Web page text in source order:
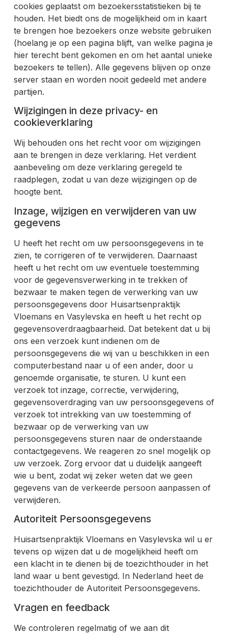
cookies geplaatst om bezoekersstatistieken bij te
houden. Het biedt ons de mogelijkheid om in kaart
te brengen hoe bezoekers onze website gebruiken
(hoelang je op een pagina blijft, van welke pagina je
hier terecht bent gekomen en om het aantal unieke
bezoekers te tellen). Alle gegevens blijven op onze
server staan en worden nooit gedeeld met andere
partijen.
Wijzigingen in deze privacy- en
cookieverklaring
Wij behouden ons het recht voor om wijzigingen
aan te brengen in deze verklaring. Het verdient
aanbeveling om deze verklaring geregeld te
raadplegen, zodat u van deze wijzigingen op de
hoogte bent.
Inzage, wijzigen en verwijderen van uw
gegevens
U heeft het recht om uw persoonsgegevens in te
zien, te corrigeren of te verwijderen. Daarnaast
heeft u het recht om uw eventuele toestemming
voor de gegevensverwerking in te trekken of
bezwaar te maken tegen de verwerking van uw
persoonsgegevens door Huisartsenpraktijk
Vloemans en Vasylevska en heeft u het recht op
gegevensoverdraagbaarheid. Dat betekent dat u bij
ons een verzoek kunt indienen om de
persoonsgegevens die wij van u beschikken in een
computerbestand naar u of een ander, door u
genoemde organisatie, te sturen. U kunt een
verzoek tot inzage, correctie, verwijdering,
gegevensoverdraging van uw persoonsgegevens of
verzoek tot intrekking van uw toestemming of
bezwaar op de verwerking van uw
persoonsgegevens sturen naar de onderstaande
contactgegevens. We reageren zo snel mogelijk op
uw verzoek. Zorg ervoor dat u duidelijk aangeeft
wie u bent, zodat wij zeker weten dat we geen
gegevens van de verkeerde persoon aanpassen of
verwijderen.
Autoriteit Persoonsgegevens
Huisartsenpraktijk Vloemans en Vasylevska wil u er
tevens op wijzen dat u de mogelijkheid heeft om
een klacht in te dienen bij de toezichthouder in het
land waar u bent gevestigd. In Nederland heet de
toezichthouder de Autoriteit Persoonsgegevens.
Vragen en feedback
We controleren regelmatig of we aan dit